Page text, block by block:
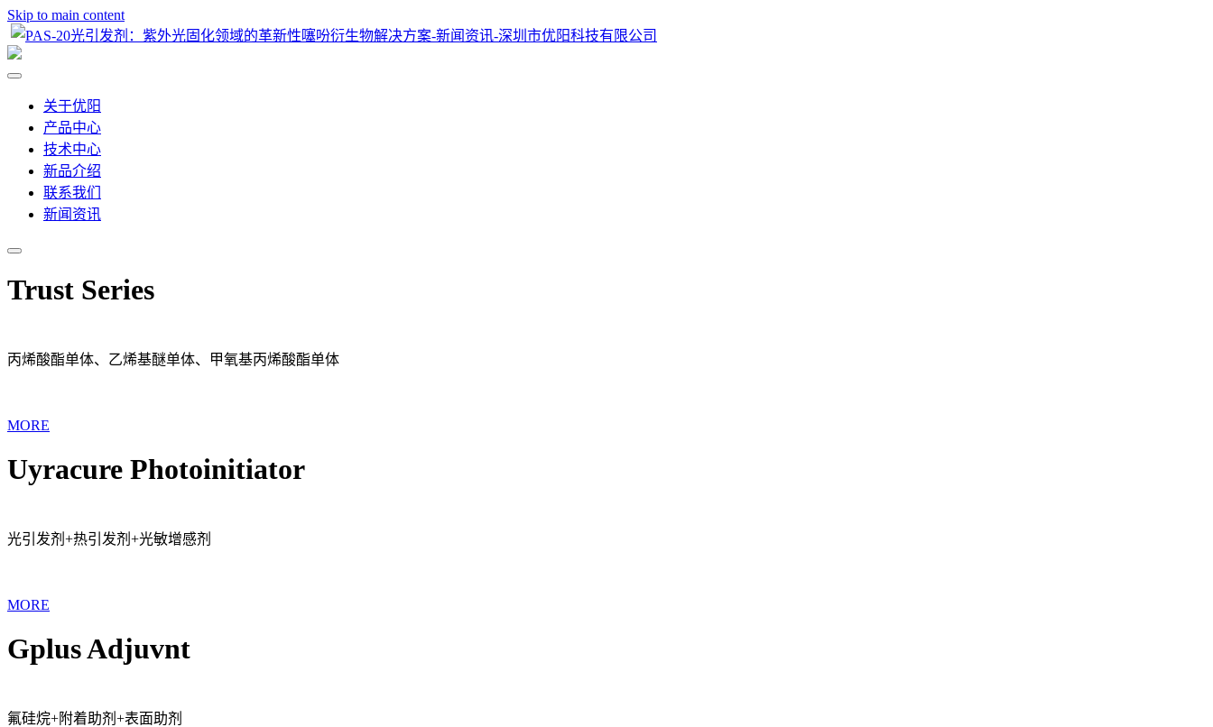
Skip to main content
关于优阳
产品中心
技术中心
新品介绍
联系我们
新闻资讯
Trust Series
丙烯酸酯单体、乙烯基醚单体、甲氧基丙烯酸酯单体
MORE
Uyracure Photoinitiator
光引发剂+热引发剂+光敏增感剂
MORE
Gplus Adjuvnt
氟硅烷+附着助剂+表面助剂